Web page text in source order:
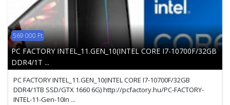
569 000 Ft
PC FACTORY INTEL_11.GEN_10(INTEL CORE I7-10700F/32GB
DDR4/1T ...
PC FACTORY INTEL_11.GEN_10(INTEL CORE I7-10700F/32GB
DDR4/1TB SSD/GTX 1660 6G) http://pcfactory.hu/PC-FACTORY-
INTEL-11-Gen-10In ...